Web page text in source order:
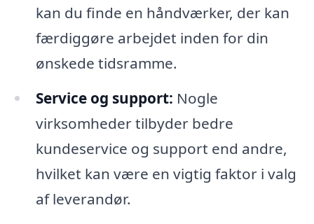
kan du finde en håndværker, der kan
færdiggøre arbejdet inden for din
ønskede tidsramme.
Service og support: Nogle
virksomheder tilbyder bedre
kundeservice og support end andre,
hvilket kan være en vigtig faktor i valg
af leverandør.